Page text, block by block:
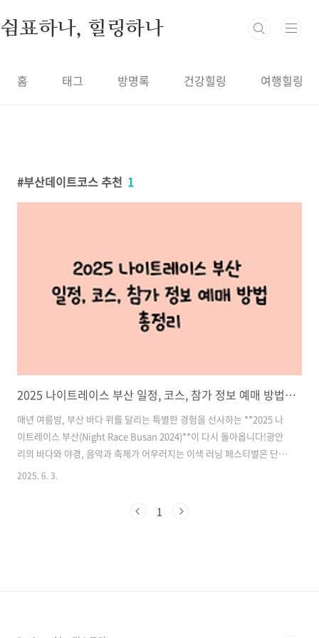
쉼표하나, 힐링하나
홈 태그 방명록 건강힐링 여행힐링
부산데이트코스 추천 1
2025 나이트레이스 부산 일정, 코스, 참가 정보 예매 방법 총정리- 광안대교 위를 달리는 특별한 여름밤 야간 러닝 축제!
매년 여름밤, 부산 바다 위를 달리는 특별한 경험을 선사하는 **2025 나
이트레이스 부산(Night Race Busan 2024)**이 다시 돌아옵니다!광안
리의 바다와 야경, 음악과 축제가 어우러지는 이색 러닝 페스티벌은 단순
한 마라톤을 넘어선 체험형 축제입니다.올해는 2025년 8월 2일 토요일,
지 이어지는 특별 코스가 마련되어 있어 러닝 마니아는 물론, 여름밤 추
2025. 6. 3.
1